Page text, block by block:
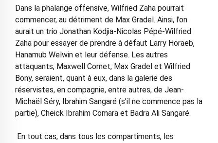
Dans la phalange offensive, Wilfried Zaha pourrait
commencer, au détriment de Max Gradel. Ainsi, l’on
aurait un trio Jonathan Kodjia-Nicolas Pépé-Wilfried
Zaha pour essayer de prendre à défaut Larry Horaeb,
Hanamub Welwin et leur défense. Les autres
attaquants, Maxwell Cornet, Max Gradel et Wilfried
Bony, seraient, quant à eux, dans la galerie des
réservistes, en compagnie, entre autres, de Jean-
Michaël Séry, Ibrahim Sangaré (s’il ne commence pas la
partie), Cheick Ibrahim Comara et Badra Ali Sangaré.
En tout cas, dans tous les compartiments, les